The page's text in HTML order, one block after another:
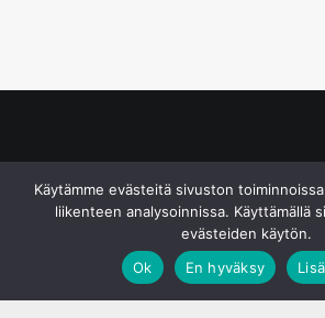
Käytämme evästeitä sivuston
liikenteen analysoinnissa. Käyttämällä
evästeiden käytön.
Ok
En hyväksy